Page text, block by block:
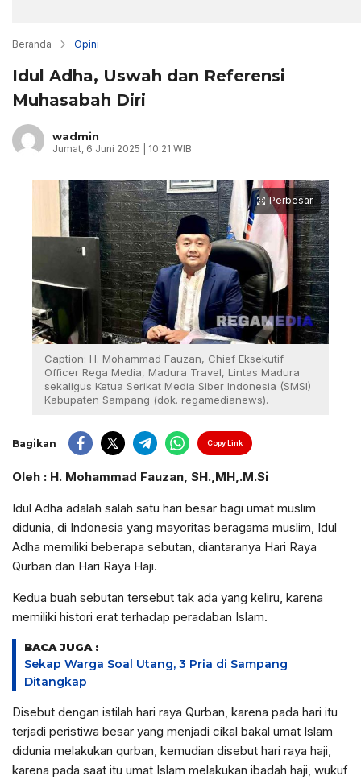
Beranda Opini
Idul Adha, Uswah dan Referensi
Muhasabah Diri
wadmin
Jumat, 6 Juni 2025 | 10:21 WIB
Perbesar
Caption: H. Mohammad Fauzan, Chief Eksekutif
Officer Rega Media, Madura Travel, Lintas Madura
sekaligus Ketua Serikat Media Siber Indonesia (SMSI)
Kabupaten Sampang (dok. regamedianews).
Bagikan Copy Link
Oleh : H. Mohammad Fauzan, SH.,MH,.M.Si
Idul Adha adalah salah satu hari besar bagi umat muslim
didunia, di Indonesia yang mayoritas beragama muslim, Idul
Adha memiliki beberapa sebutan, diantaranya Hari Raya
Qurban dan Hari Raya Haji.
Kedua buah sebutan tersebut tak ada yang keliru, karena
memiliki histori erat terhadap peradaban Islam.
BACA JUGA :
Sekap Warga Soal Utang, 3 Pria di Sampang
Ditangkap
Disebut dengan istilah hari raya Qurban, karena pada hari itu
terjadi peristiwa besar yang menjadi cikal bakal umat Islam
didunia melakukan qurban, kemudian disebut hari raya haji,
karena pada saat itu umat Islam melakukan ibadah haji, wukuf